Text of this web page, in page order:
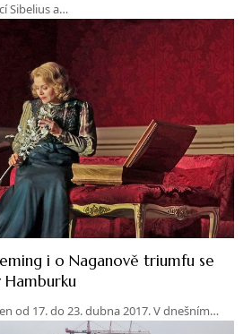
Sibelius a…
i o Naganově triumfu se
od 17. do 23. dubna 2017. V dnešním…